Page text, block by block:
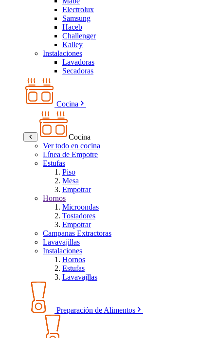
Electrolux
Samsung
Haceb
Challenger
Kalley
Instalaciones
Lavadoras
Secadoras
Cocina
Cocina
Ver todo en cocina
Línea de Empotre
Estufas
Piso
Mesa
Empotrar
Hornos
Microondas
Tostadores
Empotrar
Campanas Extractoras
Lavavajillas
Instalaciones
Hornos
Estufas
Lavavajllas
Preparación de Alimentos